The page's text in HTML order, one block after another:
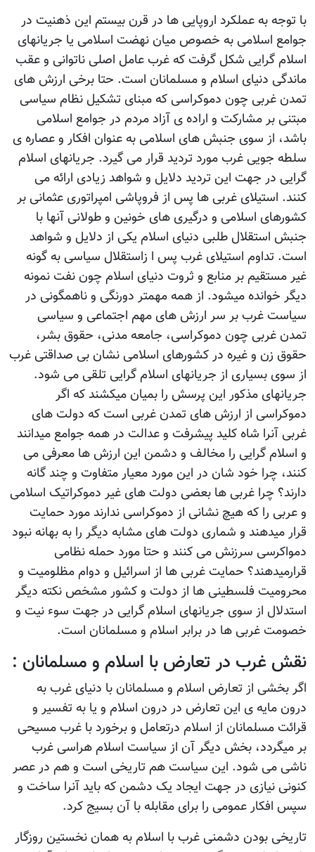
با توجه به عملکرد اروپایی ها در قرن بیستم این ذهنیت در
جوامع اسلامی به خصوص میان نهضت اسلامی یا جریانهای
اسلام گرایی شکل گرفت که غرب عامل اصلی ناتوانی و عقب
ماندگی دنیای اسلام و مسلمانان است. حتا برخی ارزش های
تمدن غربی چون دموکراسی که مبنای تشکیل نظام سیاسی
مبتنی بر مشارکت و اراده ی آزاد مردم در جوامع اسلامی
باشد، از سوی جنبش های اسلامی به عنوان افکار و عصاره ی
سلطه جویی غرب مورد تردید قرار می گیرد. جریانهای اسلام
گرایی در جهت این تردید دلایل و شواهد زیادی ارائه می
کنند. استیلای غربی ها پس از فروپاشی امپراتوری عثمانی بر
کشورهای اسلامی و درگیری های خونین و طولانی آنها با
جنبش استقلال طلبی دنیای اسلام یکی از دلایل و شواهد
است. تداوم استیلای غرب پس ا زاستقلال سیاسی به گونه
غیر مستقیم بر منابع و ثروت دنیای اسلام چون نفت نمونه
دیگر خوانده میشود. از همه مهمتر دورنگی و ناهمگونی در
سیاست غرب بر سر ارزش های مهم اجتماعی و سیاسی
تمدن غربی چون دموکراسی، جامعه مدنی، حقوق بشر،
حقوق زن و غیره در کشورهای اسلامی نشان بی صداقتی غرب
از سوی بسیاری از جریانهای اسلام گرایی تلقی می شود.
جریانهای مذکور این پرسش را بمیان میکشند که اگر
دموکراسی از ارزش های تمدن غربی است که دولت های
غربی آنرا شاه کلید پیشرفت و عدالت در همه جوامع میدانند
و اسلام گرایی را مخالف و دشمن این ارزش ها معرفی می
کنند، چرا خود شان در این مورد معیار متفاوت و چند گانه
دارند؟ چرا غربی ها بعضی دولت های غیر دموکراتیک اسلامی
و عربی را که هیچ نشانی از دموکراسی ندارند مورد حمایت
قرار میدهند و شماری دولت های مشابه دیگر را به بهانه نبود
دمواکرسی سرزنش می کنند و حتا مورد حمله نظامی
قرارمیدهند؟ حمایت غربی ها از اسرائیل و دوام مظلومیت و
محرومیت فلسطینی ها از دولت و کشور مشخص نکته دیگر
استدلال از سوی جریانهای اسلام گرایی در جهت سوء نیت و
خصومت غربی ها در برابر اسلام و مسلمانان است.
نقش غرب در تعارض با اسلام و مسلمانان :
اگر بخشی از تعارض اسلام و مسلمانان با دنیای غرب به
درون مایه ی این تعارض در درون اسلام و یا به تفسیر و
قرائت مسلمانان از اسلام درتعامل و برخورد با غرب مسیحی
بر میگردد، بخش دیگر آن از سیاست اسلام هراسی غرب
ناشی می شود. این سیاست هم تاریخی است و هم در عصر
کنونی نیازی در جهت ایجاد یک دشمن که باید آنرا ساخت و
سپس افکار عمومی را برای مقابله با آن بسیج کرد.
تاریخی بودن دشمنی غرب با اسلام به همان نخستین روزگار